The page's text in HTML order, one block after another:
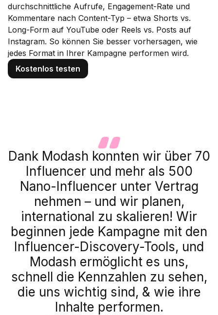
durchschnittliche Aufrufe, Engagement-Rate und
Kommentare nach Content-Typ – etwa Shorts vs.
Long-Form auf YouTube oder Reels vs. Posts auf
Instagram. So können Sie besser vorhersagen, wie
jedes Format in Ihrer Kampagne performen wird.
Kostenlos testen
Dank Modash konnten wir über 70
Influencer und mehr als 500
Nano-Influencer unter Vertrag
nehmen – und wir planen,
international zu skalieren! Wir
beginnen jede Kampagne mit den
Influencer-Discovery-Tools, und
Modash ermöglicht es uns,
schnell die Kennzahlen zu sehen,
die uns wichtig sind, & wie ihre
Inhalte performen.